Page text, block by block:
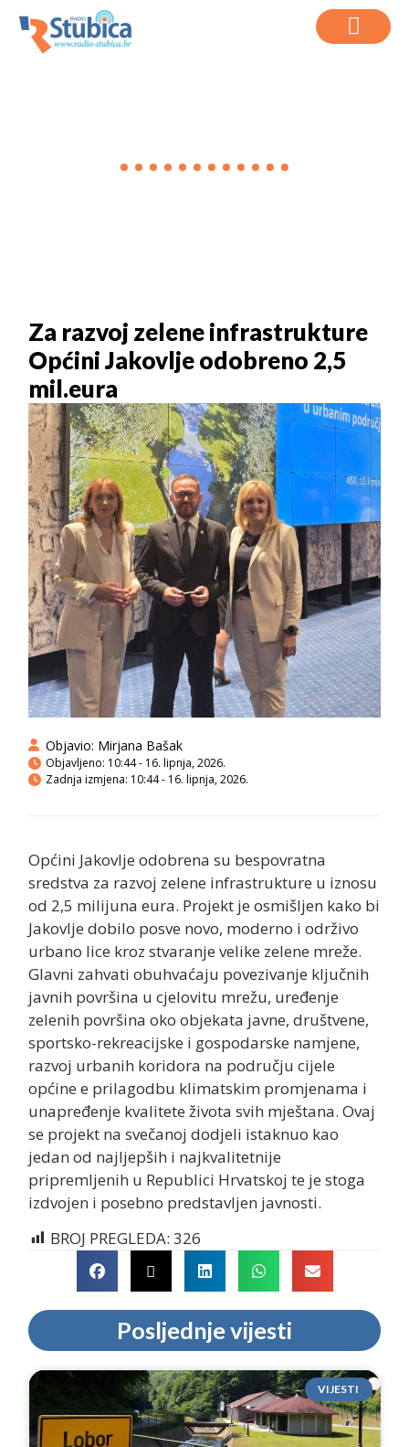
Za razvoj zelene infrastrukture
Općini Jakovlje odobreno 2,5
mil.eura
Objavio: Mirjana Bašak
Objavljeno: 10:44 - 16. lipnja, 2026.
Zadnja izmjena: 10:44 - 16. lipnja, 2026.
Općini Jakovlje odobrena su bespovratna
sredstva za razvoj zelene infrastrukture u iznosu
od 2,5 milijuna eura. Projekt je osmišljen kako bi
Jakovlje dobilo posve novo, moderno i održivo
urbano lice kroz stvaranje velike zelene mreže.
Glavni zahvati obuhvaćaju povezivanje ključnih
javnih površina u cjelovitu mrežu, uređenje
zelenih površina oko objekata javne, društvene,
sportsko-rekreacijske i gospodarske namjene,
razvoj urbanih koridora na području cijele
općine e prilagodbu klimatskim promjenama i
unapređenje kvalitete života svih mještana. Ovaj
se projekt na svečanoj dodjeli istaknuo kao
jedan od najljepših i najkvalitetnije
pripremljenih u Republici Hrvatskoj te je stoga
izdvojen i posebno predstavljen javnosti.
BROJ PREGLEDA: 326
Posljednje vijesti
VIJESTI